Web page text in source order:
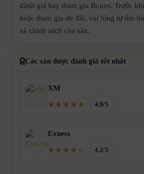
đánh giá hay tham gia Bonus. Trước
hoặc tham gia ưu đãi, vui lòng tự tìm
và chính sách của sàn.
Các sàn được đánh giá tốt nhất
XM
4,9/5
Exness
4,2/5